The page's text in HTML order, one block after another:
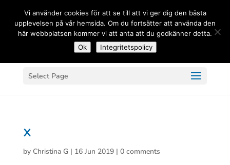
Select Page
x
by Christina G | 16 Jun 2019| 0 comments
Vi använder cookies för att se till att vi ger dig den bästa
upplevelsen på vår hemsida. Om du fortsätter att använda den
här webbplatsen kommer vi att anta att du godkänner detta.
Ok
Integritetspolicy